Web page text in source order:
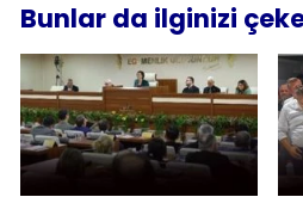
Bunlar da ilginizi